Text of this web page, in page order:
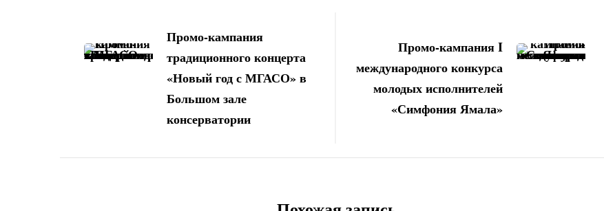
в
«Артеке»
по
записям
Промо-кампания
традиционного концерта
«Новый год с МГАСО» в
Большом зале
консерватории
Промо-кампания I
международного конкурса
молодых исполнителей
«Симфония Ямала»